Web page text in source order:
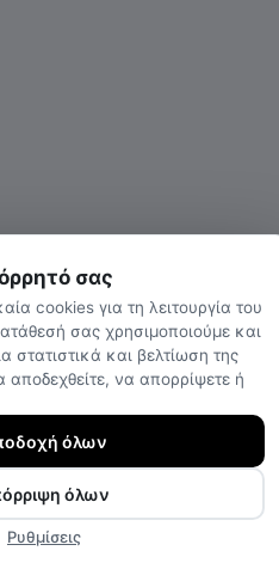
σας
cookies για τη λειτουργία του
σας χρησιμοποιούμε και
στατιστικά και βελτίωση της
αποδεχθείτε, να απορρίψετε ή
όλων
όλων
Ρυθμίσεις